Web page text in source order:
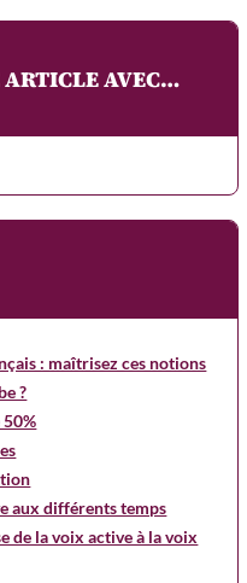
ARTICLE AVEC…
: maîtrisez ces notions
?
50%
aux différents temps
de la voix active à la voix